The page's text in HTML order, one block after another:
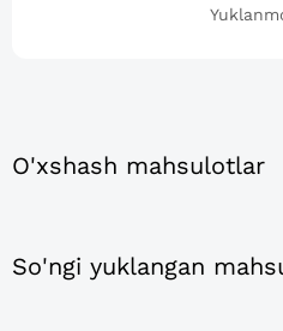
O'xshash mahsulotlar
So'ngi yuklangan